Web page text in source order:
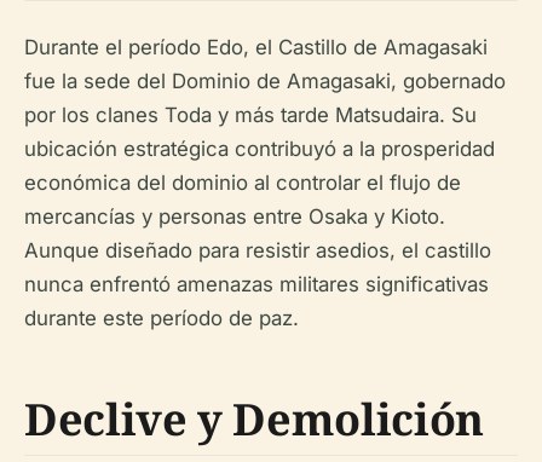
Durante el período Edo, el Castillo de Amagasaki
fue la sede del Dominio de Amagasaki, gobernado
por los clanes Toda y más tarde Matsudaira. Su
ubicación estratégica contribuyó a la prosperidad
económica del dominio al controlar el flujo de
mercancías y personas entre Osaka y Kioto.
Aunque diseñado para resistir asedios, el castillo
nunca enfrentó amenazas militares significativas
durante este período de paz.
Declive y Demolición